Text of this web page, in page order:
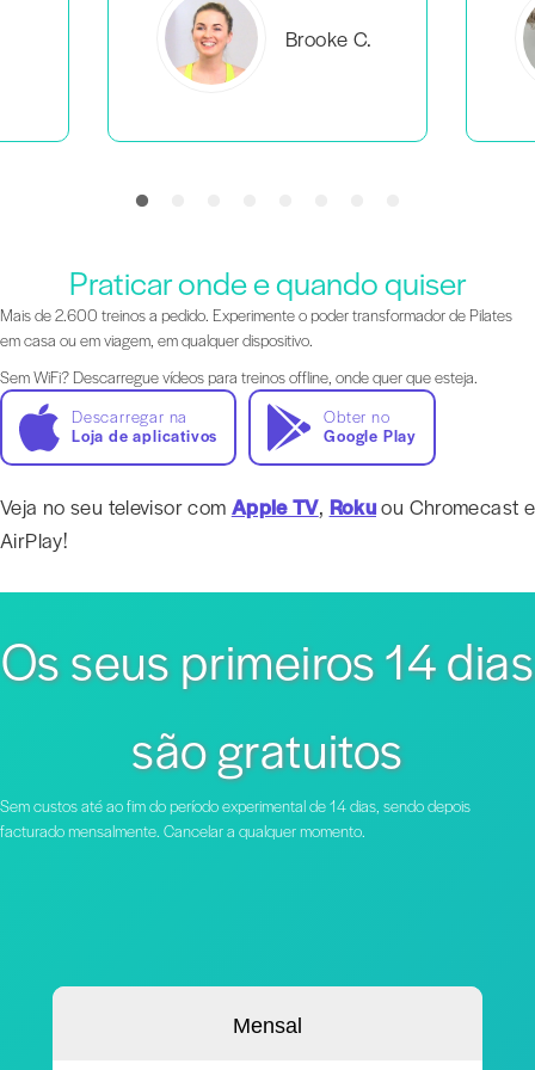
Everlea B.
Praticar onde e quando quiser
Mais de 2.600 treinos a pedido. Experimente o poder transformador de Pilates
em casa ou em viagem, em qualquer dispositivo.
Sem WiFi? Descarregue vídeos para treinos offline, onde quer que esteja.
Descarregar na
Loja de aplicativos
Obter no
Google Play
Veja no seu televisor com Apple TV, Rokuou Chromecast e
AirPlay!
Os seus primeiros 14 dias
são gratuitos
Sem custos até ao fim do período experimental de 14 dias, sendo depois
facturado mensalmente. Cancelar a qualquer momento.
Mensal